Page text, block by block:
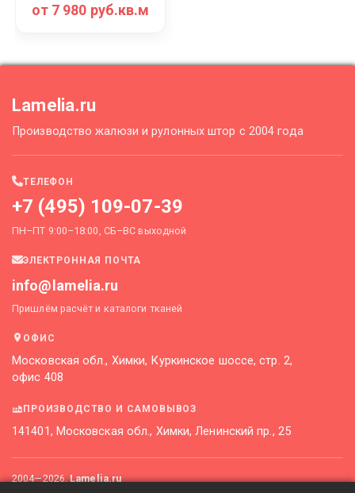
от 7 980 руб.кв.м
Lamelia.ru
Производство жалюзи и рулонных штор с 2004 года
ТЕЛЕФОН
+7 (495) 109-07-39
ПН–ПТ 9:00–18:00, СБ–ВС выходной
ЭЛЕКТРОННАЯ ПОЧТА
info@lamelia.ru
Пришлём расчёт и каталоги тканей
ОФИС
Московская обл., Химки, Куркинское шоссе, стр. 2,
офис 408
ПРОИЗВОДСТВО И САМОВЫВОЗ
141401, Московская обл., Химки, Ленинский пр., 25
2004—2026,Lamelia.ru